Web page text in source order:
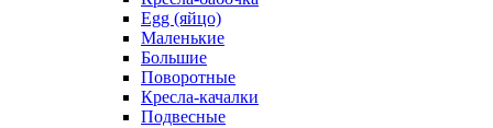
Egg (яйцо)
Маленькие
Большие
Поворотные
Кресла-качалки
Подвесные